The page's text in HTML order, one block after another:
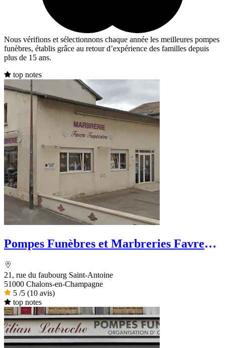
Nous vérifions et sélectionnons chaque année les meilleures pompes
funèbres, établis grâce au retour d’expérience des familles depuis
plus de 15 ans.
top notes
Pompes Funèbres et Marbreries Favre
21, rue du faubourg Saint-Antoine
51000 Chalons-en-Champagne
5 /5 (10 avis)
top notes